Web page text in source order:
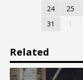
24
25
31
1
Related